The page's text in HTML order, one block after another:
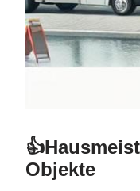
Objekte